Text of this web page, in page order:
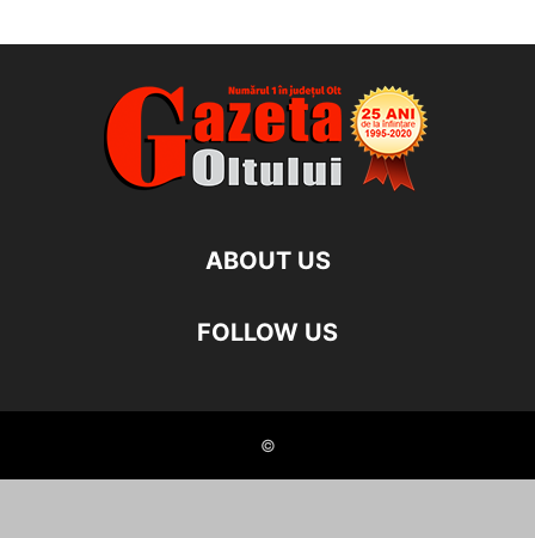
ABOUT US
FOLLOW US
©